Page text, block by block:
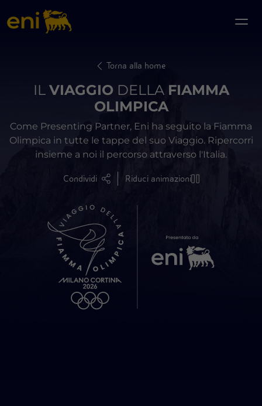
Torna alla home
IL VIAGGIODELLA FIAMMA
OLIMPICA
Come Presenting Partner, Eni ha seguito la Fiamma
Olimpica in tutte le tappe del suo Viaggio. Ripercorri
insieme a noi il percorso attraverso l'Italia.
Condividi Riduci animazioni